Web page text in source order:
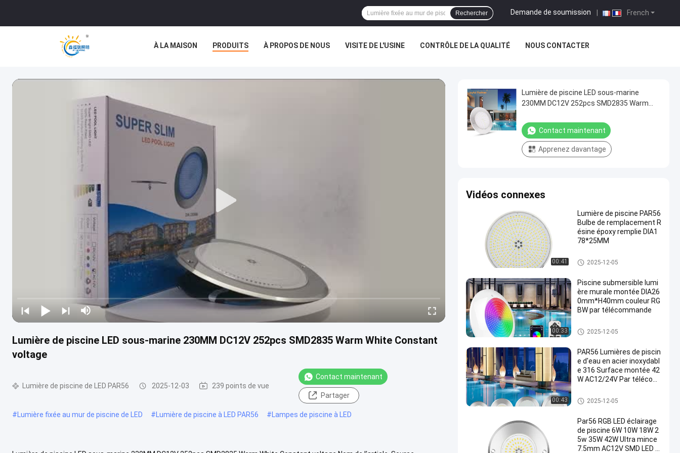
French
Demande de soumission
Rechercher
À LA MAISON PRODUITS À PROPOS DE NOUS VISITE DE L'USINE CONTRÔLE DE LA QUALITÉ NOUS CONTACTER
Lumière de piscine LED sous-marine 230MM DC12V 252pcs SMD2835 Warm White Constant
voltage
Lumière de piscine de LED PAR56 2025-12-03 239 points de vue
Contact maintenant
Partager
#Lumière fixée au mur de piscine de LED #Lumière de piscine à LED PAR56 #Lampes de piscine à LED
Lumière de piscine LED sous-marine
230MM DC12V 252pcs SMD2835 Warm
Contact maintenant
Apprenez davantage
Vidéos connexes
00:41
Lumière de piscine PAR56
Bulbe de remplacement R
ésine époxy remplie DIA1
78*25MM
Lumière de piscine de LED PAR
56
2025-12-05
00:33
Piscine submersible lumi
ère murale montée DIA26
0mm*H40mm couleur RG
BW par télécommande
Lumière de piscine de LED PAR
56
2025-12-05
00:43
PAR56 Lumières de piscin
e d'eau en acier inoxydabl
e 316 Surface montée 42
W AC12/24V Par télécom
Lumière de piscine de LED PAR
56
2025-12-05
Par56 RGB LED éclairage
de piscine 6W 10W 18W 2
5w 35W 42W Ultra mince
7.5mm AC12V SMD LED a